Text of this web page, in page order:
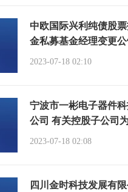
中欧国际兴利纯债股
金私募基金经理变更
2023-07-18 02:10
宁波市一彬电子器件
公司 有关控股子公司
的通知
2023-07-18 02:08
四川金时科技发展有